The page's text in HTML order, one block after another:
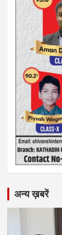
अन्य ख़बरें